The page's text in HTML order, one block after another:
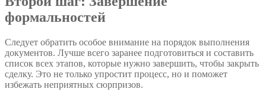
формальностей
Следует обратить особое внимание на порядок выполнения
документов. Лучше всего заранее подготовиться и составить
список всех этапов, которые нужно завершить, чтобы закрыть
сделку. Это не только упростит процесс, но и поможет
избежать неприятных сюрпризов.